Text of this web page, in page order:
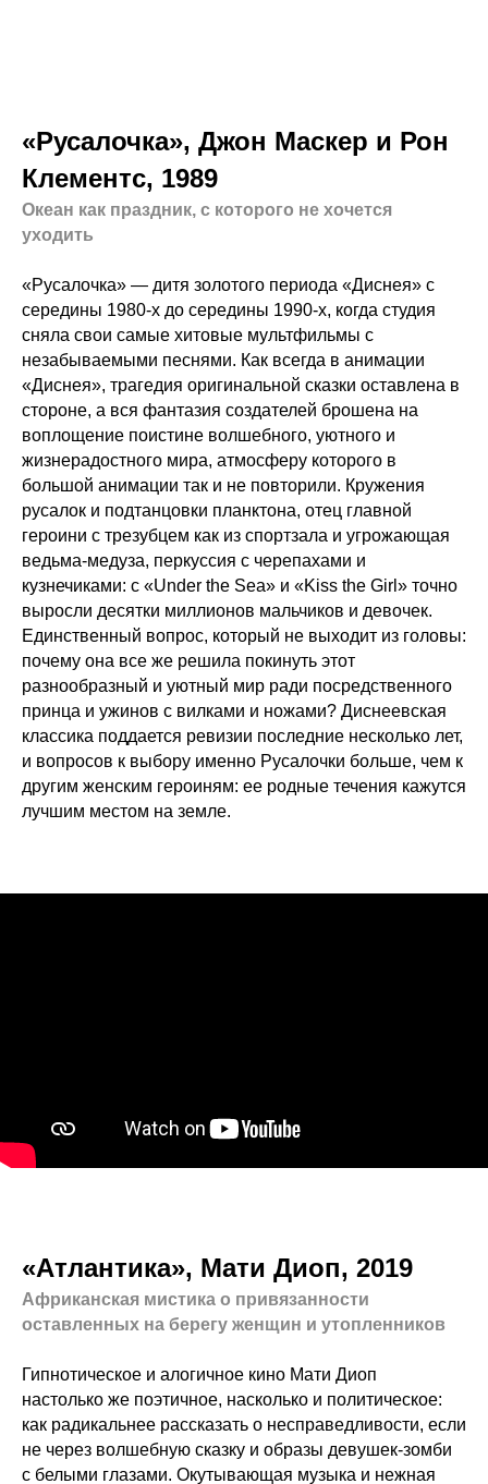
«Русалочка», Джон Маскер и Рон
Клементс, 1989
Океан как праздник, с которого не хочется
уходить
«Русалочка» — дитя золотого периода «Диснея» с
середины 1980-х до середины 1990-х, когда студия
сняла свои самые хитовые мультфильмы с
незабываемыми песнями. Как всегда в анимации
«Диснея», трагедия оригинальной сказки оставлена в
стороне, а вся фантазия создателей брошена на
воплощение поистине волшебного, уютного и
жизнерадостного мира, атмосферу которого в
большой анимации так и не повторили. Кружения
русалок и подтанцовки планктона, отец главной
героини с трезубцем как из спортзала и угрожающая
ведьма-медуза, перкуссия с черепахами и
кузнечиками: с «Under the Sea» и «Kiss the Girl» точно
выросли десятки миллионов мальчиков и девочек.
Единственный вопрос, который не выходит из головы:
почему она все же решила покинуть этот
разнообразный и уютный мир ради посредственного
принца и ужинов с вилками и ножами? Диснеевская
классика поддается ревизии последние несколько лет,
и вопросов к выбору именно Русалочки больше, чем к
другим женским героиням: ее родные течения кажутся
лучшим местом на земле.
«Атлантика», Мати Диоп, 2019
Африканская мистика о привязанности
оставленных на берегу женщин и утопленников
Гипнотическое и алогичное кино Мати Диоп
настолько же поэтичное, насколько и политическое:
как радикальнее рассказать о несправедливости, если
не через волшебную сказку и образы девушек-зомби
с белыми глазами. Окутывающая музыка и нежная